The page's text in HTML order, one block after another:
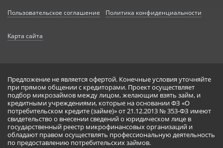
Пользовательское соглашение Политика конфиденциальности
Карта сайта
Предложение не является офертой. Конечные условия уточняйте
при прямом общении с кредиторами. Проект осуществляет
подбор микрозаймов между лицом, желающим взять займ, и
кредитными учреждениями, которые на основании ФЗ «О
потребительском кредите (займе)» от 21.12.2013 № 353-ФЗ имеют
свидетельство о внесении сведений о юридическом лице в
государственный реестр микрофинансовых организаций и
обладают правом осуществлять профессиональную деятельность
по предоставлению потребительских займов.